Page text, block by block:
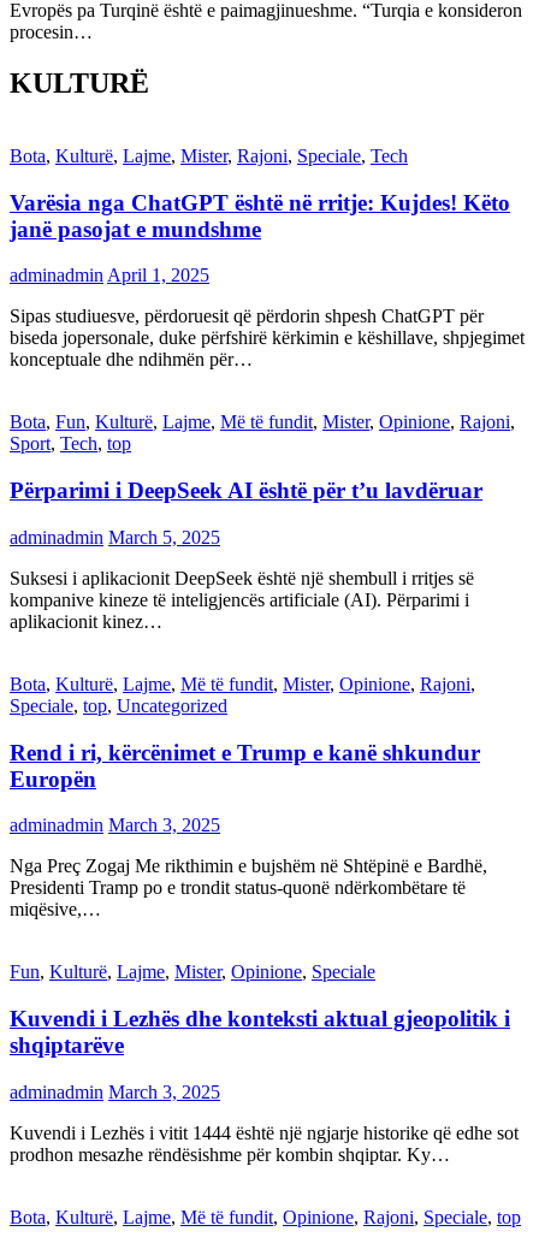
Evropës pa Turqinë është e paimagjinueshme. “Turqia e konsideron
procesin…
KULTURË
Bota, Kulturë, Lajme, Mister, Rajoni, Speciale, Tech
Varësia nga ChatGPT është në rritje: Kujdes! Këto
janë pasojat e mundshme
adminadmin April 1, 2025
Sipas studiuesve, përdoruesit që përdorin shpesh ChatGPT për
biseda jopersonale, duke përfshirë kërkimin e këshillave, shpjegimet
konceptuale dhe ndihmën për…
Bota, Fun, Kulturë, Lajme, Më të fundit, Mister, Opinione, Rajoni,
Sport, Tech, top
Përparimi i DeepSeek AI është për t’u lavdëruar
adminadmin March 5, 2025
Suksesi i aplikacionit DeepSeek është një shembull i rritjes së
kompanive kineze të inteligjencës artificiale (AI). Përparimi i
aplikacionit kinez…
Bota, Kulturë, Lajme, Më të fundit, Mister, Opinione, Rajoni,
Speciale, top, Uncategorized
Rend i ri, kërcënimet e Trump e kanë shkundur
Europën
adminadmin March 3, 2025
Nga Preç Zogaj Me rikthimin e bujshëm në Shtëpinë e Bardhë,
Presidenti Tramp po e trondit status-quonë ndërkombëtare të
miqësive,…
Fun, Kulturë, Lajme, Mister, Opinione, Speciale
Kuvendi i Lezhës dhe konteksti aktual gjeopolitik i
shqiptarëve
adminadmin March 3, 2025
Kuvendi i Lezhës i vitit 1444 është një ngjarje historike që edhe sot
prodhon mesazhe rëndësishme për kombin shqiptar. Ky…
Bota, Kulturë, Lajme, Më të fundit, Opinione, Rajoni, Speciale, top